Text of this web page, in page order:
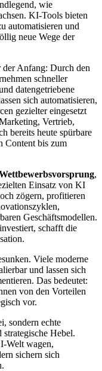
wie
KI-Tools bieten
automatisieren und
neue Wege der
der Anfang: Durch den
schneller
datengetriebene
sich automatisieren,
gezielter eingesetzt
Vertrieb,
bereits heute spürbare
Content bis zum
,
Einsatz von KI
zögern, profitieren
Geschäftsmodellen.
schafft die
Viele moderne
und lassen sich
Das bedeutet:
von den Vorteilen
vor.
sondern echte
Hebel.
Welt wagen,
sichern sich